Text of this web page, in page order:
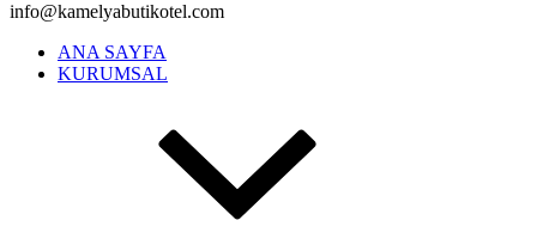
info@kamelyabutikotel.com
ANA SAYFA
KURUMSAL